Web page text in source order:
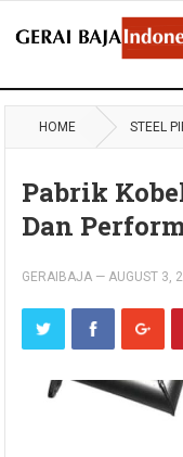
HOME STEEL
Pabrik
Dan
GERAIBAJA — AUGUST 3,